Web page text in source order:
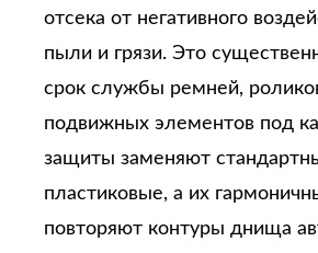
отсека от негативного
пыли и грязи. Это
срок службы ремней,
подвижных элементов под
защиты заменяют
пластиковые, а их
повторяют контуры днища